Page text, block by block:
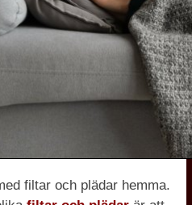
filtar och plädar hemma.